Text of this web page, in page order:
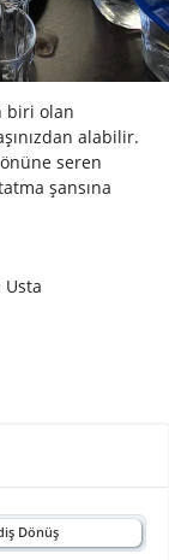
Dönüş
biri olan
alabilir.
seren
şansına
Usta